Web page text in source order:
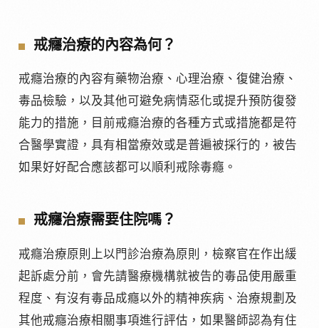
戒癮治療的內容為何？
戒癮治療的內容有藥物治療、心理治療、復健治療、
毒品檢驗，以及其他可避免病情惡化或提升預防復發
能力的措施，目前戒癮治療的各種方式或措施都是符
合醫學實證，具有相當療效或是普遍被採行的，被告
如果好好配合應該都可以順利戒除毒癮。
戒癮治療需要住院嗎？
戒癮治療原則上以門診治療為原則，檢察官在作出緩
起訴處分前，會先請醫療機構就被告的毒品使用嚴重
程度、有沒有毒品成癮以外的精神疾病、治療規劃及
其他戒癮治療相關事項進行評估，如果醫師認為有住